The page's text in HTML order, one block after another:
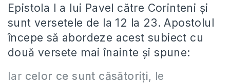
Epistola I a lui Pavel către Corinteni şi
sunt versetele de la 12 la 23. Apostolul
începe să abordeze acest subiect cu
două versete mai înainte şi spune:
Iar celor ce sunt căsătoriţi, le